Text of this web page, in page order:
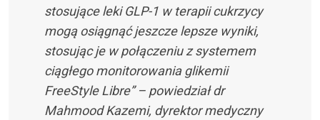
stosujące leki GLP-1 w terapii cukrzycy
mogą osiągnąć jeszcze lepsze wyniki,
stosując je w połączeniu z systemem
ciągłego monitorowania glikemii
FreeStyle Libre” – powiedział dr
Mahmood Kazemi, dyrektor medyczny